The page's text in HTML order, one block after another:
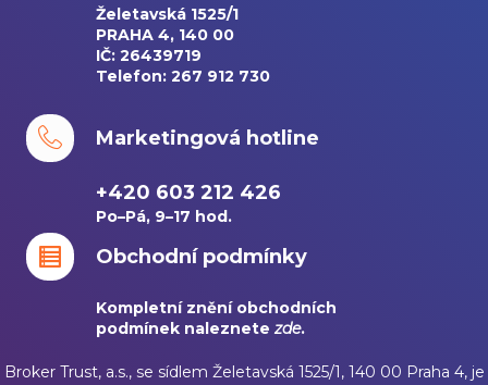
Želetavská 1525/1
PRAHA 4, 140 00
IČ: 26439719
Telefon: 267 912 730
Marketingová hotline
+420 603 212 426
Po–Pá, 9–17 hod.
Obchodní podmínky
Kompletní znění obchodních
podmínek naleznetezde.
Broker Trust, a.s., se sídlem Želetavská 1525/1, 140 00 Praha 4, je